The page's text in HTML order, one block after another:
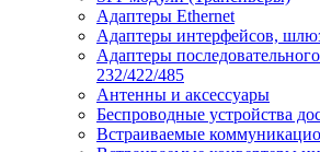
Адаптеры Ethernet
Адаптеры интерфейсов,
Адаптеры
232/422/485
Антенны и аксессуары
Беспроводные устройства
Встраиваемые